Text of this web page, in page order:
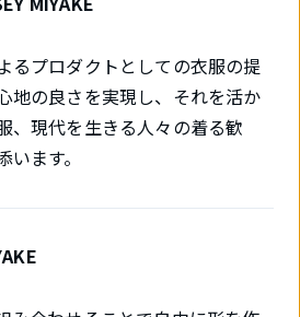
るプロダクトとしての衣服の提
地の良さを実現し、それを活か
、現代を生きる人々の着る歓
ます。